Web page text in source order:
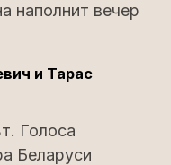
наполнит вечер
и Тарас
Голоса
Беларуси